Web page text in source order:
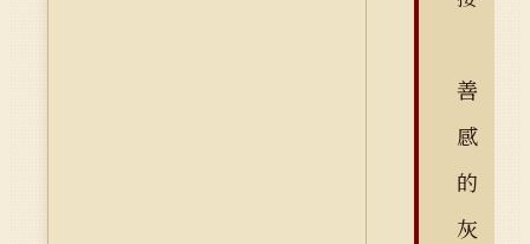
善
感
的
灰